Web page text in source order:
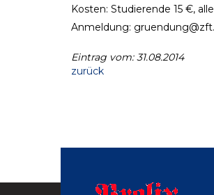
Kosten: Studierende 15 €,
Anmeldung:
Eintrag vom: 31.08.2014
zurück